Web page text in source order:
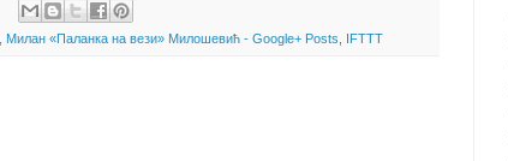
Милан «Паланка на вези» Милошевић - Google+ Posts IFTTT